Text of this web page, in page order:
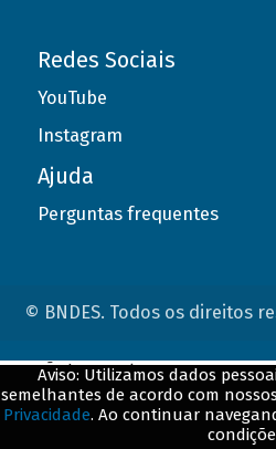
Redes Sociais
YouTube
Instagram
Ajuda
Perguntas frequentes
© BNDES. Todos os direitos
Aviso: Utilizamos dados
semelhantes de acordo com nossos
Privacidade. Ao continuar
ConteÃºdo complementar
${title}${badge}